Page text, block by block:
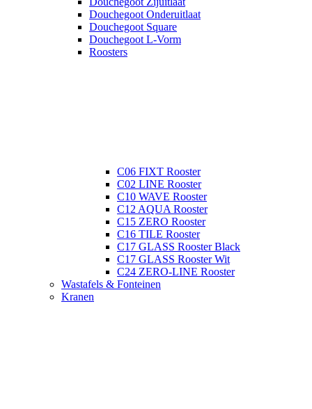
Douchegoot Onderuitlaat
Douchegoot Square
Douchegoot L-Vorm
Roosters
C06 FIXT Rooster
C02 LINE Rooster
C10 WAVE Rooster
C12 AQUA Rooster
C15 ZERO Rooster
C16 TILE Rooster
C17 GLASS Rooster Black
C17 GLASS Rooster Wit
C24 ZERO-LINE Rooster
Wastafels & Fonteinen
Kranen